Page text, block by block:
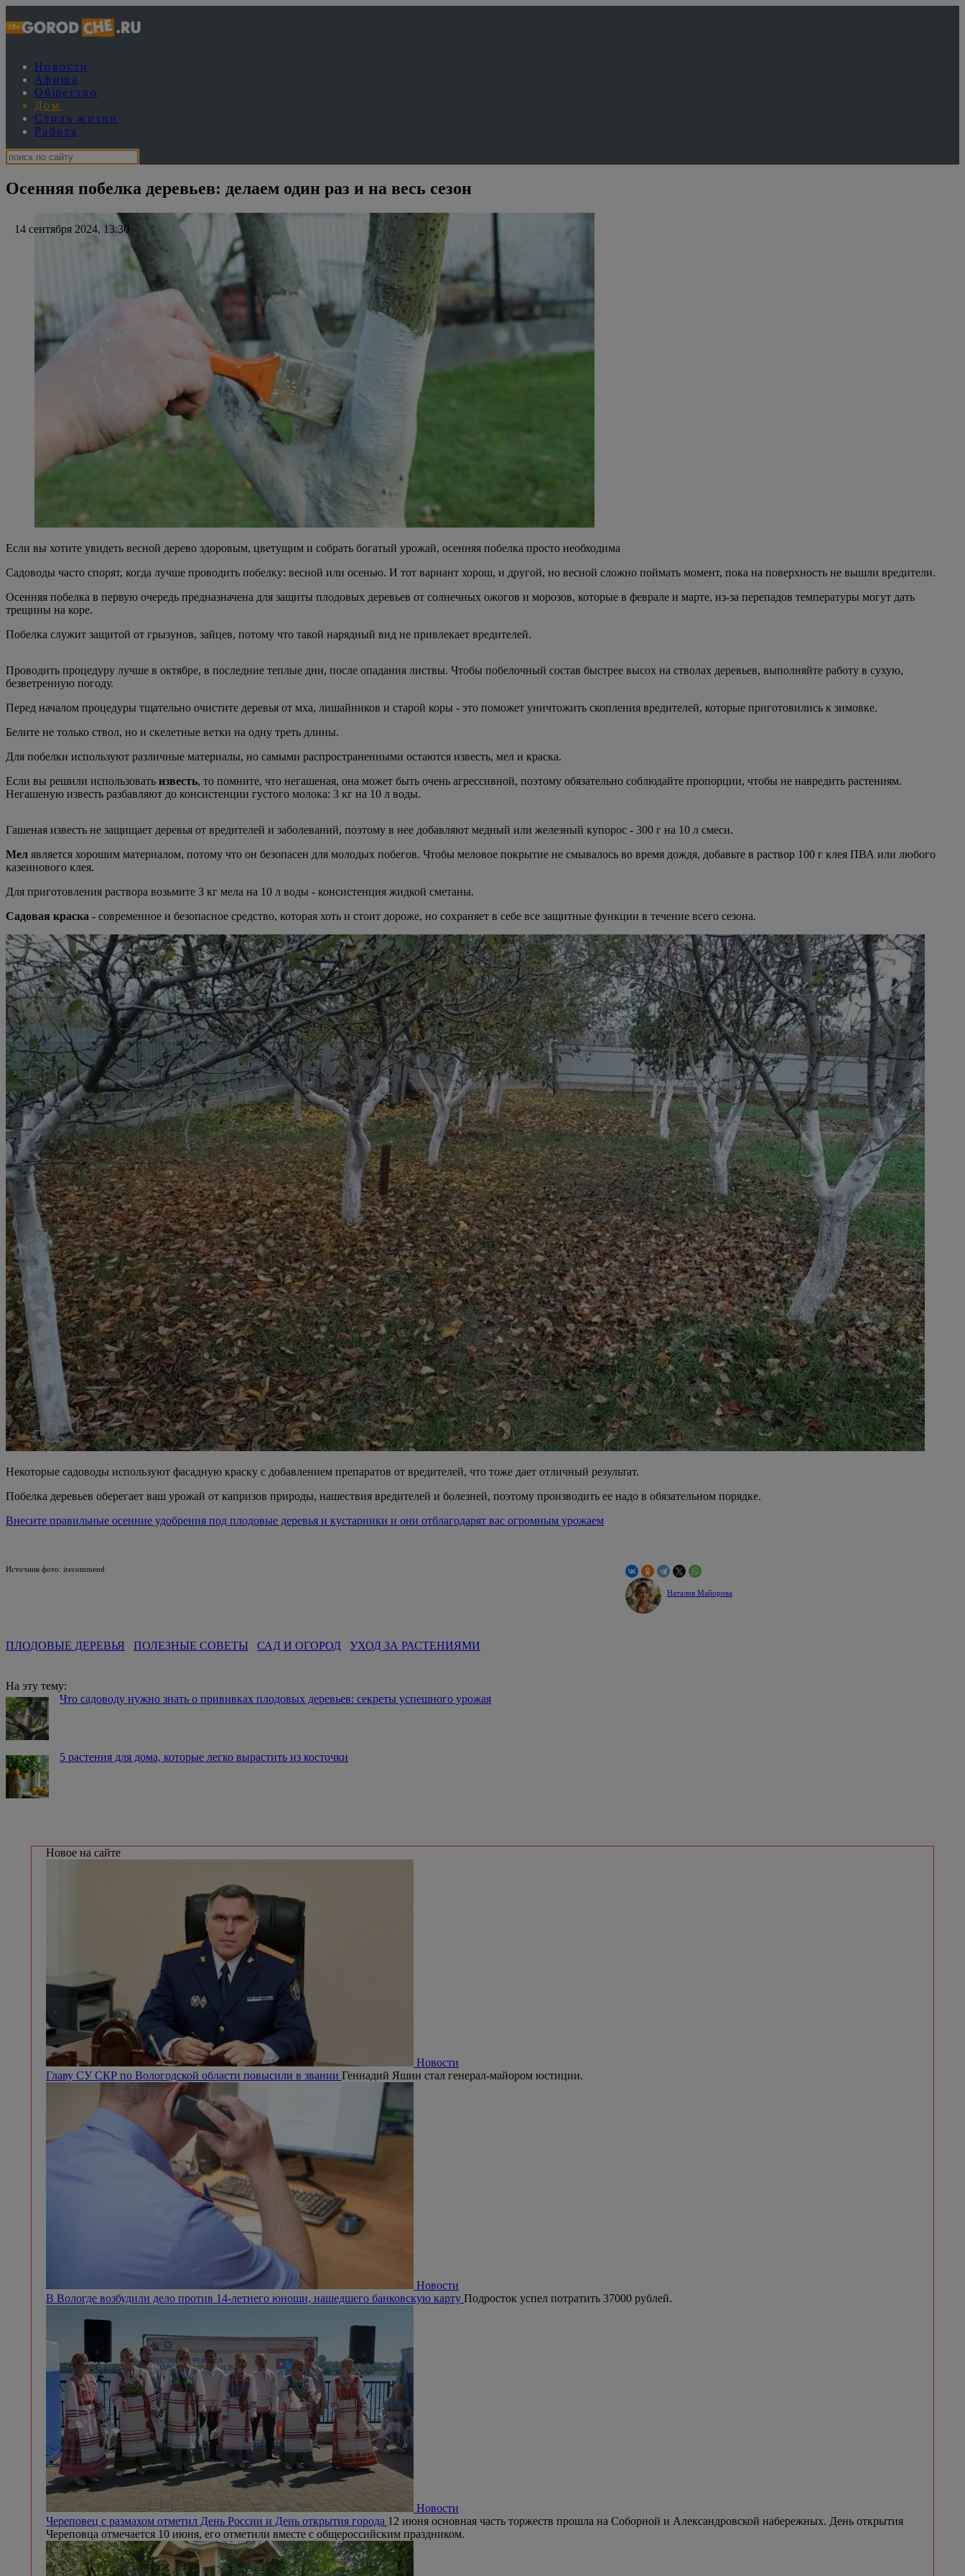
Новости
Афиша
Общество
Дом
Стиль жизни
Работа
Осенняя побелка деревьев: делаем один раз и на весь сезон
14 сентября 2024, 13:30
Если вы хотите увидеть весной дерево здоровым, цветущим и собрать богатый урожай, осенняя побелка просто необходима
Садоводы часто спорят, когда лучше проводить побелку: весной или осенью. И тот вариант хорош, и другой, но весной сложно поймать момент, пока на поверхность не вышли вредители.
Осенняя побелка в первую очередь предназначена для защиты плодовых деревьев от солнечных ожогов и морозов, которые в феврале и марте, из-за перепадов температуры могут дать
трещины на коре.
Побелка служит защитой от грызунов, зайцев, потому что такой нарядный вид не привлекает вредителей.
Проводить процедуру лучше в октябре, в последние теплые дни, после опадания листвы. Чтобы побелочный состав быстрее высох на стволах деревьев, выполняйте работу в сухую,
безветренную погоду.
Перед началом процедуры тщательно очистите деревья от мха, лишайников и старой коры - это поможет уничтожить скопления вредителей, которые приготовились к зимовке.
Белите не только ствол, но и скелетные ветки на одну треть длины.
Для побелки используют различные материалы, но самыми распространенными остаются известь, мел и краска.
Если вы решили использовать известь, то помните, что негашеная, она может быть очень агрессивной, поэтому обязательно соблюдайте пропорции, чтобы не навредить растениям.
Негашеную известь разбавляют до консистенции густого молока: 3 кг на 10 л воды.
Гашеная известь не защищает деревья от вредителей и заболеваний, поэтому в нее добавляют медный или железный купорос - 300 г на 10 л смеси.
Мел является хорошим материалом, потому что он безопасен для молодых побегов. Чтобы меловое покрытие не смывалось во время дождя, добавьте в раствор 100 г клея ПВА или любого
казеинового клея.
Для приготовления раствора возьмите 3 кг мела на 10 л воды - консистенция жидкой сметаны.
Садовая краска - современное и безопасное средство, которая хоть и стоит дороже, но сохраняет в себе все защитные функции в течение всего сезона.
Некоторые садоводы используют фасадную краску с добавлением препаратов от вредителей, что тоже дает отличный результат.
Побелка деревьев оберегает ваш урожай от капризов природы, нашествия вредителей и болезней, поэтому производить ее надо в обязательном порядке.
Внесите правильные осенние удобрения под плодовые деревья и кустарники и они отблагодарят вас огромным урожаем
Источник фото: irecommend
Наталия Майорова
ПЛОДОВЫЕ ДЕРЕВЬЯ ПОЛЕЗНЫЕ СОВЕТЫ САД И ОГОРОД УХОД ЗА РАСТЕНИЯМИ
На эту тему:
Что садоводу нужно знать о прививках плодовых деревьев: секреты успешного урожая
5 растения для дома, которые легко вырастить из косточки
Новое на сайте
Новости
Главу СУ СКР по Вологодской области повысили в звании Геннадий Яшин стал генерал-майором юстиции.
Новости
В Вологде возбудили дело против 14-летнего юноши, нашедшего банковскую карту Подросток успел потратить 37000 рублей.
Новости
Череповец с размахом отметил День России и День открытия города 12 июня основная часть торжеств прошла на Соборной и Александровской набережных. День открытия
Череповца отмечается 10 июня, его отметили вместе с общероссийским праздником.